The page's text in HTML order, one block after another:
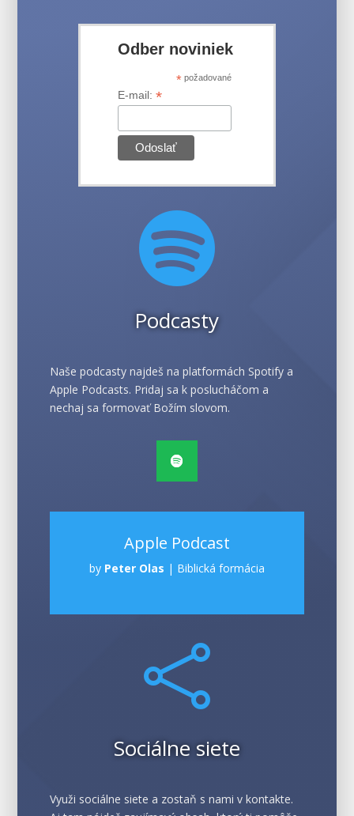
Odber noviniek
*požadované
E-mail: *

Podcasty
Naše podcasty najdeš na platformách Spotify a
Apple Podcasts. Pridaj sa k poslucháčom a
nechaj sa formovať Božím slovom.
Apple Podcast
by Peter Olas | Biblická formácia

Sociálne siete
Využi sociálne siete a zostaň s nami v kontakte.